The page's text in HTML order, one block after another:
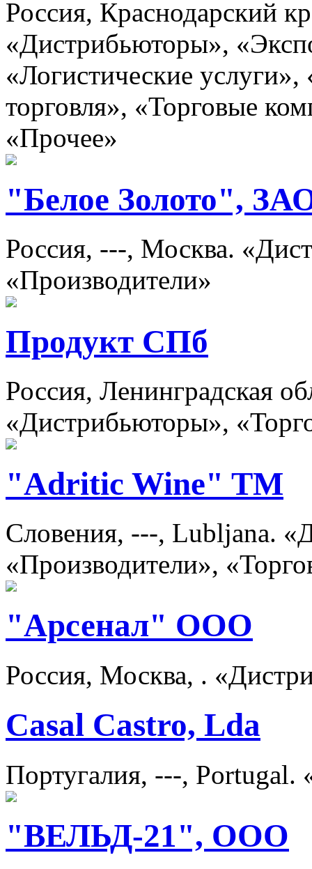
Россия, Краснодарский
«Дистрибьюторы»,
«Логистические
торговля», «Торговые
«Прочее»
"Белое Золото",
Россия, ---, Москва.
«Производители»
Продукт СПб
Россия, Ленинградская
«Дистрибьюторы»,
"Adritic Wine" TM
Словения, ---, Lubljana.
«Производители»,
"Арсенал" ООО
Россия, Москва, .
Casal Castro, Lda
Португалия, ---,
"ВЕЛЬД-21", ООО